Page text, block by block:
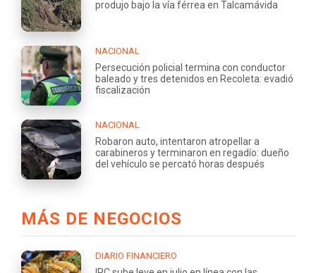
produjo bajo la vía férrea en Talcamávida
NACIONAL
Persecución policial termina con conductor
baleado y tres detenidos en Recoleta: evadió
fiscalización
NACIONAL
Robaron auto, intentaron atropellar a
carabineros y terminaron en regadío: dueño
del vehículo se percató horas después
MÁS DE NEGOCIOS
DIARIO FINANCIERO